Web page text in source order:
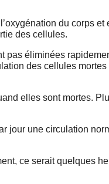
du corps et
des cellules.
pas éliminées
des cellules
elles sont mortes.
jour une circulation
ce serait quelques